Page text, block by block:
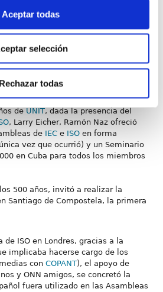
Aceptar todas
selección
Rechazar todas
deCOPANTen Montevideo que
de UNIT, dada la presencia del
, Larry Eicher, Ramón Naz ofreció
de IEC e ISO en forma
vez que ocurrió) y un Seminario
en Cuba para todos los miembros
500 años, invitó a realizar la
Santiago de Compostela, la primera
de ISO en Londres, gracias a la
implicaba hacerse cargo de los
con COPANT), el apoyo de
y ONN amigos, se concretó la
fuera utilizado en las Asambleas